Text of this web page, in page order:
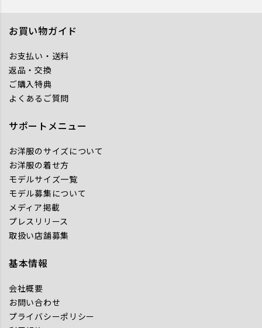
お買い物ガイド
お支払い・送料
返品・交換
ご購入特典
よくあるご質問
サポートメニュー
お洋服のサイズについて
お洋服の着せ方
モデルサイズ一覧
モデル募集について
メディア掲載
プレスリリース
取扱い店舗募集
基本情報
会社概要
お問い合わせ
プライバシーポリシー